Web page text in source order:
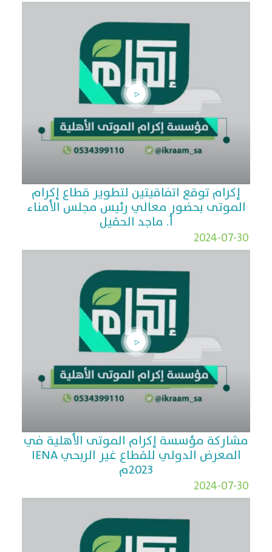
إكرام توقع اتفاقيتين لتطوير قطاع إكرام
الموتى بحضور معالي رئيس مجلس الأمناء
أ. ماجد الحقيل
2024-07-30
مشاركة مؤسسة إكرام الموتى الأهلية في
المعرض الدولي للقطاع غير الربحي IENA
2023م
2024-07-30